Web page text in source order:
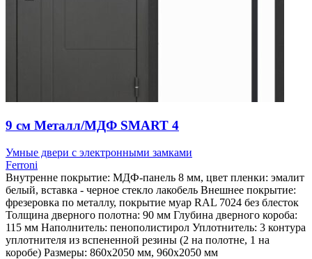
9 см Металл/МДФ SMART 4
Умные двери с электронными замками
Ferroni
Внутренне покрытие: МДФ-панель 8 мм, цвет пленки: эмалит
белый, вставка - черное стекло лакобель Внешнее покрытие:
фрезеровка по металлу, покрытие муар RAL 7024 без блесток
Толщина дверного полотна: 90 мм Глубина дверного короба:
115 мм Наполнитель: пенополистирол Уплотнитель: 3 контура
уплотнителя из вспененной резины (2 на полотне, 1 на
коробе) Размеры: 860х2050 мм, 960х2050 мм